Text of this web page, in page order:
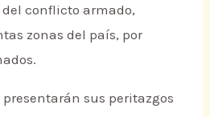
conflicto armado,
zonas del país, por
presentarán sus peritazgos